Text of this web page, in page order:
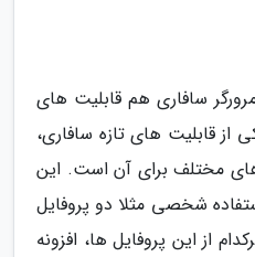
سافاری هم قابلیت های
از قابلیت های تازه سافاری،
های مختلف برای آن است. این
شخصی مثلا دو پروفایل
از این پروفایل ها، افزونه